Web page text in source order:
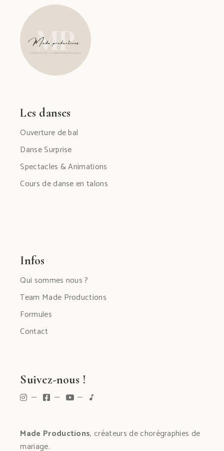
Les danses
Ouverture de bal
Danse Surprise
Spectacles & Animations
Cours de danse en talons
Infos
Qui sommes nous ?
Team Made Productions
Formules
Contact
Suivez-nous !
Made Productions, créateurs de chorégraphies de
mariage.